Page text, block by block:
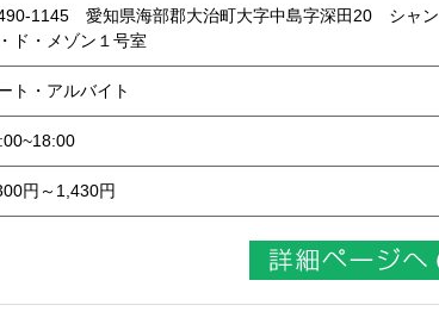
1145 愛知県海部郡大治町大字中島字深田20 シャン
ド・メゾン１号室
ト・アルバイト
円～1,430円